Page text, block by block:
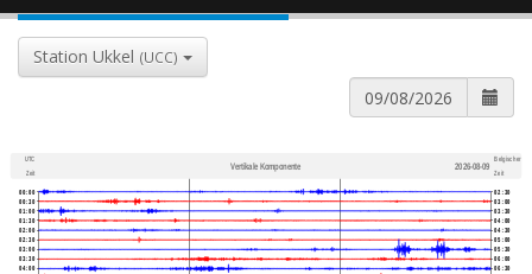
Station Ukkel (UCC)
UTC
Zeit
Vertikale Komponente 2026-08-09
Belgischer
Zeit
00:00
00:30
01:00
01:30
02:00
02:30
03:00
03:30
04:00
02:30
03:00
03:30
04:00
04:30
05:00
05:30
06:00
06:30